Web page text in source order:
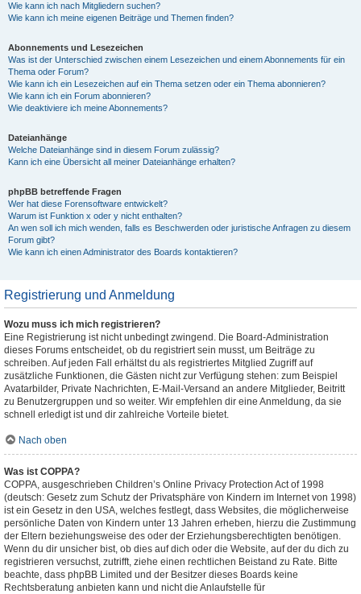
Wie kann ich nach Mitgliedern suchen?
Wie kann ich meine eigenen Beiträge und Themen finden?
Abonnements und Lesezeichen
Was ist der Unterschied zwischen einem Lesezeichen und einem Abonnements für ein
Thema oder Forum?
Wie kann ich ein Lesezeichen auf ein Thema setzen oder ein Thema abonnieren?
Wie kann ich ein Forum abonnieren?
Wie deaktiviere ich meine Abonnements?
Dateianhänge
Welche Dateianhänge sind in diesem Forum zulässig?
Kann ich eine Übersicht all meiner Dateianhänge erhalten?
phpBB betreffende Fragen
Wer hat diese Forensoftware entwickelt?
Warum ist Funktion x oder y nicht enthalten?
An wen soll ich mich wenden, falls es Beschwerden oder juristische Anfragen zu diesem
Forum gibt?
Wie kann ich einen Administrator des Boards kontaktieren?
Registrierung und Anmeldung
Wozu muss ich mich registrieren?
Eine Registrierung ist nicht unbedingt zwingend. Die Board-Administration
dieses Forums entscheidet, ob du registriert sein musst, um Beiträge zu
schreiben. Auf jeden Fall erhältst du als registriertes Mitglied Zugriff auf
zusätzliche Funktionen, die Gästen nicht zur Verfügung stehen: zum Beispiel
Avatarbilder, Private Nachrichten, E-Mail-Versand an andere Mitglieder, Beitritt
zu Benutzergruppen und so weiter. Wir empfehlen dir eine Anmeldung, da sie
schnell erledigt ist und dir zahlreiche Vorteile bietet.
Nach oben
Was ist COPPA?
COPPA, ausgeschrieben Children’s Online Privacy Protection Act of 1998
(deutsch: Gesetz zum Schutz der Privatsphäre von Kindern im Internet von 1998)
ist ein Gesetz in den USA, welches festlegt, dass Websites, die möglicherweise
persönliche Daten von Kindern unter 13 Jahren erheben, hierzu die Zustimmung
der Eltern beziehungsweise des oder der Erziehungsberechtigten benötigen.
Wenn du dir unsicher bist, ob dies auf dich oder die Website, auf der du dich zu
registrieren versuchst, zutrifft, ziehe einen rechtlichen Beistand zu Rate. Bitte
beachte, dass phpBB Limited und der Besitzer dieses Boards keine
Rechtsberatung anbieten kann und nicht die Anlaufstelle für